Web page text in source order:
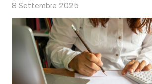
8 Settembre 2025